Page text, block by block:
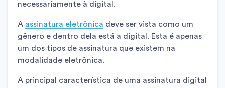
necessariamente à digital.
A assinatura eletrônica deve ser vista como um
gênero e dentro dela está a digital. Esta é apenas
um dos tipos de assinatura que existem na
modalidade eletrônica.
A principal característica de uma assinatura digital